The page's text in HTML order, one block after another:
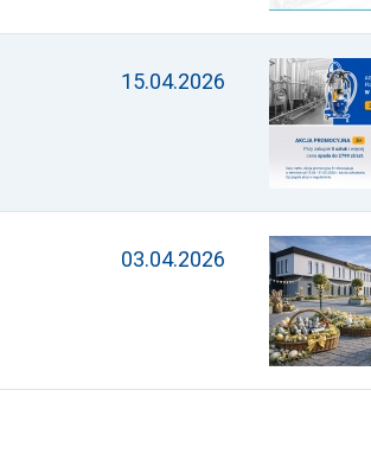
15.04.2026
03.04.2026